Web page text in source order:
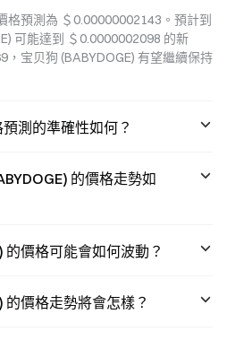
value.
格預測為 ＄0.00000002143。預計到
可能達到 ＄0.0000002098 的新
，宝贝狗 (BABYDOGE) 有望繼續保持
測的準確性如何？
的價格走勢如
的價格可能會如何波動？
的價格走勢將會怎樣？